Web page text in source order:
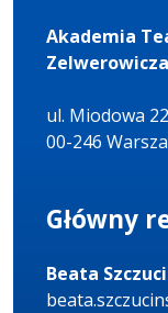
Akademia
ul. Miodowa
00-246
Główny
Beata